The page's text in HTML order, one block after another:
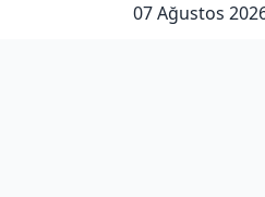
07 Ağustos